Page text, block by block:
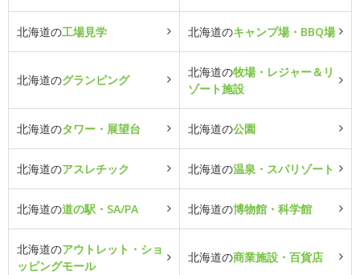
北海道の工場見学 北海道のキャンプ場・BBQ場
北海道のグランピング
北海道の牧場・レジャー＆リ
ゾート施設
北海道のタワー・展望台 北海道の公園
北海道のアスレチック 北海道の温泉・スパリゾート
北海道の道の駅・SA/PA 北海道の博物館・科学館
北海道のアウトレット・ショ
ッピングモール
北海道の商業施設・百貨店